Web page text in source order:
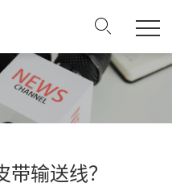
输送线？